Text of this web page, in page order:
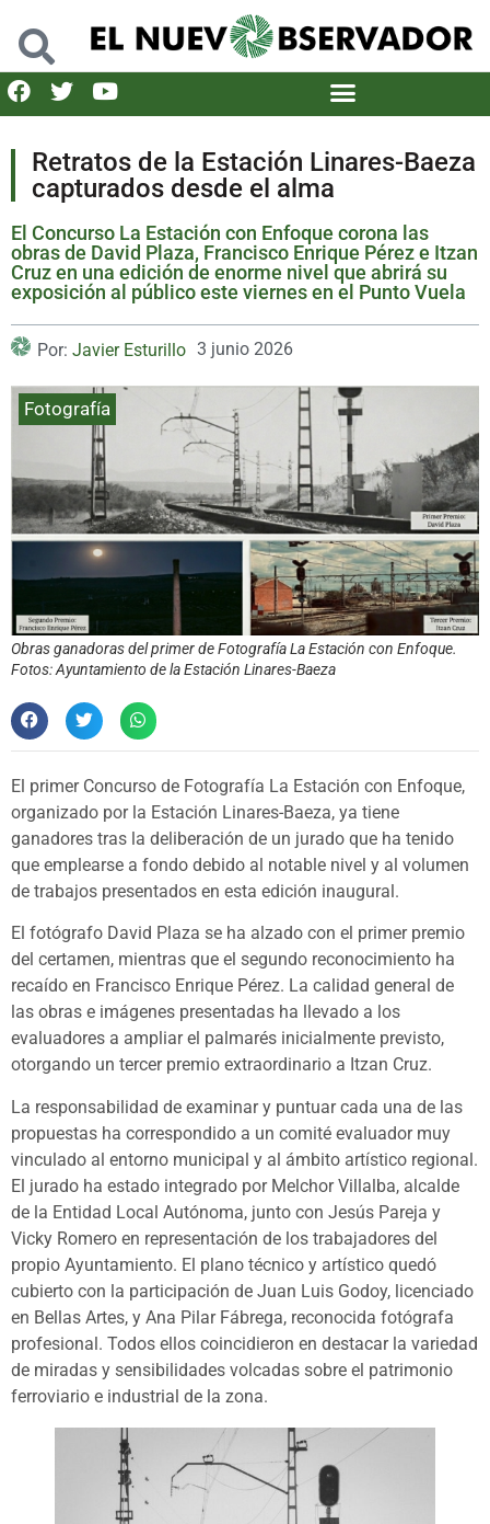
Retratos de la Estación Linares-Baeza
capturados desde el alma
El Concurso La Estación con Enfoque corona las
obras de David Plaza, Francisco Enrique Pérez e Itzan
Cruz en una edición de enorme nivel que abrirá su
exposición al público este viernes en el Punto Vuela
Por: Javier Esturillo 3 junio 2026
Fotografía
Obras ganadoras del primer de Fotografía La Estación con Enfoque.
Fotos: Ayuntamiento de la Estación Linares-Baeza
El primer Concurso de Fotografía La Estación con Enfoque,
organizado por la Estación Linares-Baeza, ya tiene
ganadores tras la deliberación de un jurado que ha tenido
que emplearse a fondo debido al notable nivel y al volumen
de trabajos presentados en esta edición inaugural.
El fotógrafo David Plaza se ha alzado con el primer premio
del certamen, mientras que el segundo reconocimiento ha
recaído en Francisco Enrique Pérez. La calidad general de
las obras e imágenes presentadas ha llevado a los
evaluadores a ampliar el palmarés inicialmente previsto,
otorgando un tercer premio extraordinario a Itzan Cruz.
La responsabilidad de examinar y puntuar cada una de las
propuestas ha correspondido a un comité evaluador muy
vinculado al entorno municipal y al ámbito artístico regional.
El jurado ha estado integrado por Melchor Villalba, alcalde
de la Entidad Local Autónoma, junto con Jesús Pareja y
Vicky Romero en representación de los trabajadores del
propio Ayuntamiento. El plano técnico y artístico quedó
cubierto con la participación de Juan Luis Godoy, licenciado
en Bellas Artes, y Ana Pilar Fábrega, reconocida fotógrafa
profesional. Todos ellos coincidieron en destacar la variedad
de miradas y sensibilidades volcadas sobre el patrimonio
ferroviario e industrial de la zona.